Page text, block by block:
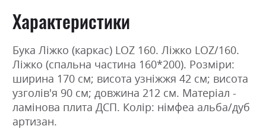
Характеристики
Бука Ліжко (каркас) LOZ 160. Ліжко LOZ/160.
Ліжко (спальна частина 160*200). Розміри:
ширина 170 см; висота узніжжя 42 см; висота
узголів'я 90 см; довжина 212 см. Матеріал -
ламінова плита ДСП. Колір: німфеа альба/дуб
артизан.